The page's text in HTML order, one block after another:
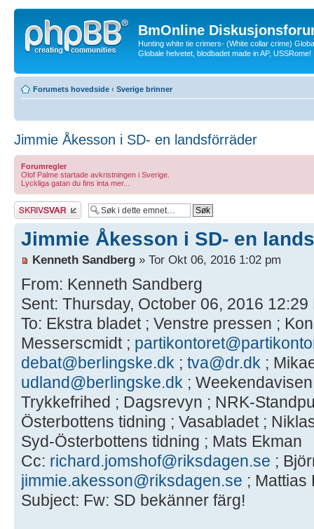
BmOnline
Hunting white tie crimers- (White collar crime)
Globale helvetet, blodbadet made in AP, USSRome!
Forumets hovedside ‹ Sverige brinner
Jimmie Åkesson i SD- en landsförräder
Forumregler
Olof Palme startade avkristningen i Sverige.
Lyckliga gatan du fins inta mer...
Skriv et svar
Jimmie Åkesson i SD- en
Kenneth Sandberg » Tor Okt 06, 2016 1:02 pm
From: Kenneth Sandberg
Sent: Thursday, October 06, 2016 12:29
To: Ekstra bladet ; Venstre pressen ;
Messerscmidt ;
debat@berlingske.dk ; tva@dr.dk ;
udland@berlingske.dk ;
Trykkefrihed ; Dagsrevyn ; NRK-
Österbottens tidning ; Vasabladet ;
Syd-Österbottens tidning ; Mats Ekman
Cc: richard.jomshof@riksdagen.se ;
jimmie.akesson@riksdagen.se ; Mattias
Subject: Fw: SD bekänner färg!